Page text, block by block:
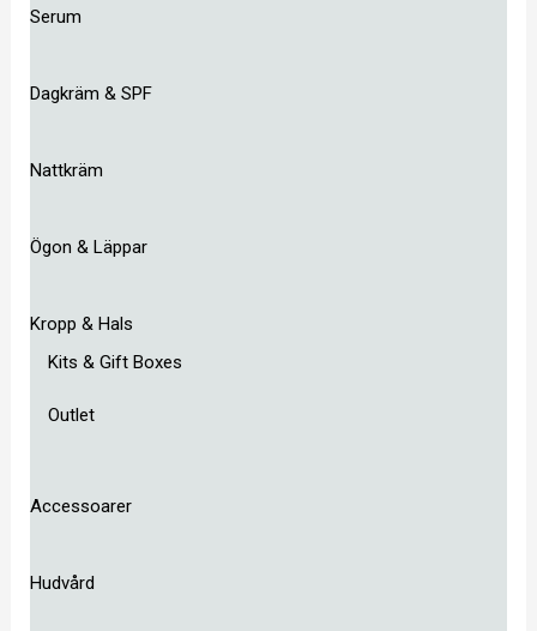
Serum
Dagkräm & SPF
Nattkräm
Ögon & Läppar
Kropp & Hals
Kits & Gift Boxes
Outlet
Accessoarer
Hudvård